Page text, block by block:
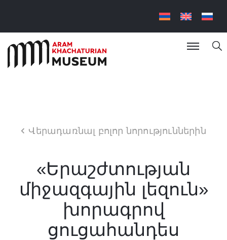
Վերադառնալ բոլոր նորություններին
«Երաշժտության
միջազգային լեզուն»
խորագրով
ցուցահանդես